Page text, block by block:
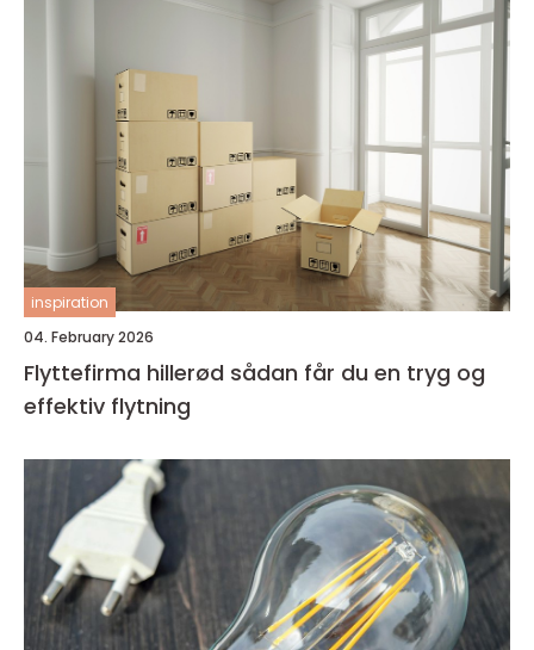
inspiration
04. February 2026
Flyttefirma hillerød sådan får du en tryg og
effektiv flytning